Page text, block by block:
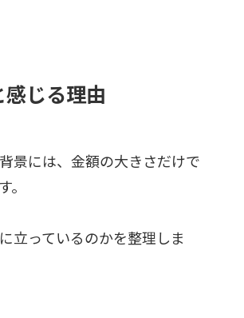
じる理由
景には、金額の大きさだけで
立っているのかを整理しま